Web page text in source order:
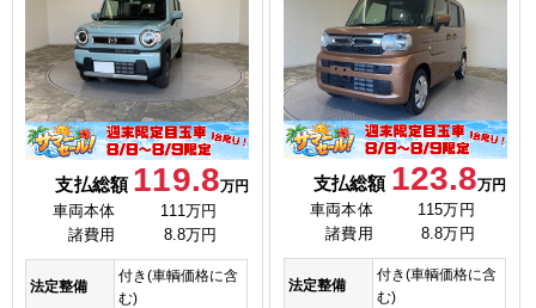
支払総額 119.8万円
車両本体
111万円
諸費用
8.8万円
法定整備
付き(車輌価格に含
む)
支払総額 123.8万円
車両本体
115万円
諸費用
8.8万円
法定整備
付き(車輌価格に含
む)